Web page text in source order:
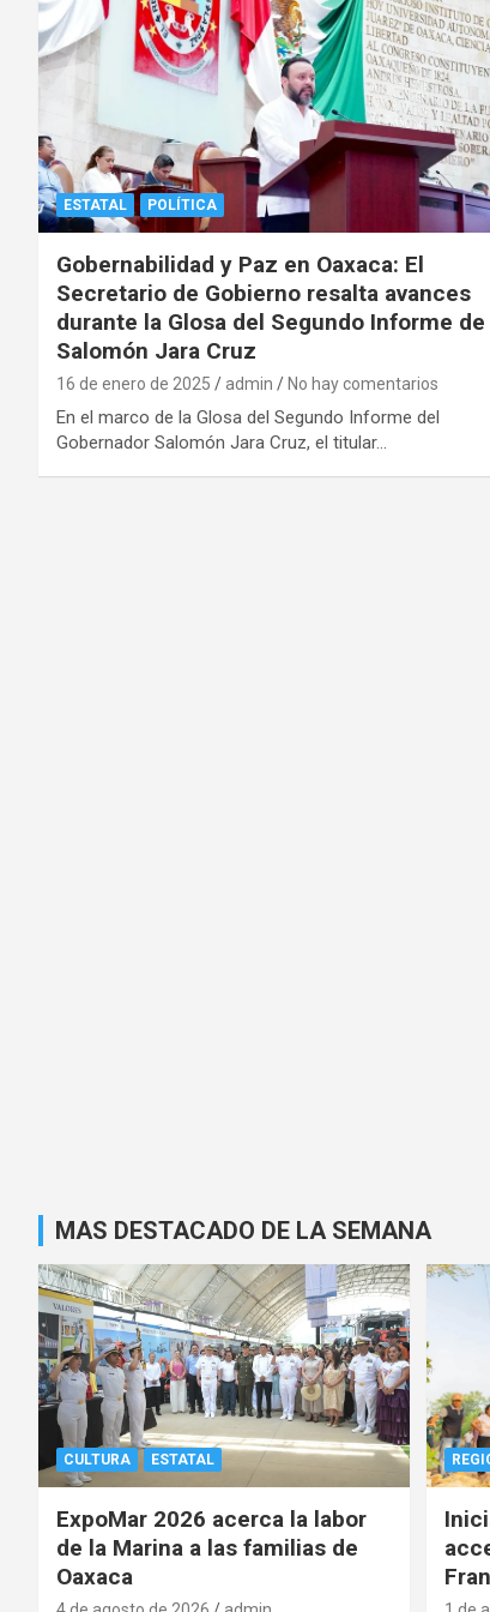
ESTATAL POLÍTICA
Gobernabilidad y Paz en Oaxaca: El
Secretario de Gobierno resalta avances
durante la Glosa del Segundo Informe de
Salomón Jara Cruz
16 de enero de 2025 admin No hay comentarios
En el marco de la Glosa del Segundo Informe del
Gobernador Salomón Jara Cruz, el titular…
MAS DESTACADO DE LA SEMANA
CULTURA ESTATAL
ExpoMar 2026 acerca la labor
de la Marina a las familias de
Oaxaca